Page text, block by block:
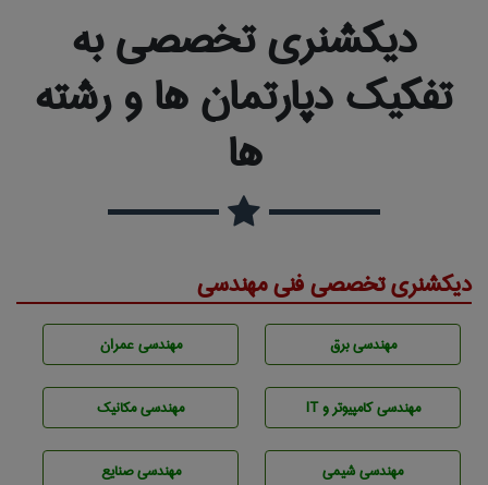
دیکشنری تخصصی به
تفکیک دپارتمان ها و رشته
ها
دیکشنری تخصصی فنی مهندسی
مهندسی برق مهندسی عمران
مهندسی كامپيوتر و IT مهندسی مکانیک
مهندسي شيمی مهندسی صنايع